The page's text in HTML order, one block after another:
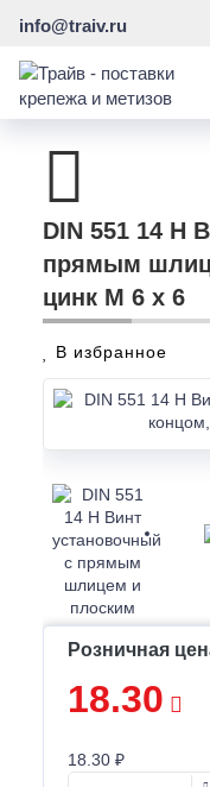
info@traiv.ru
DIN 551 14 H
прямым
цинк M 6 x 6
В избранное
Розничная
18.30
18.30 ₽